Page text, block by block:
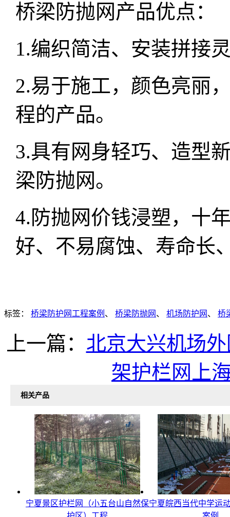
桥梁防抛网产品优点：
1.编织简洁、安装拼接
2.易于施工，颜色亮丽
程的产品。
3.具有网身轻巧、造型
梁防抛网。
4.防抛网价钱浸塑，十
好、不易腐蚀、寿命长
标签： 桥梁防护网工程案例 、 桥梁防抛网 、 机场防护网 、 桥
上一篇： 北京大兴机场
架护栏网上
相关产品
宁夏景区护栏网（小五台山自然保宁夏皖西当代中学运